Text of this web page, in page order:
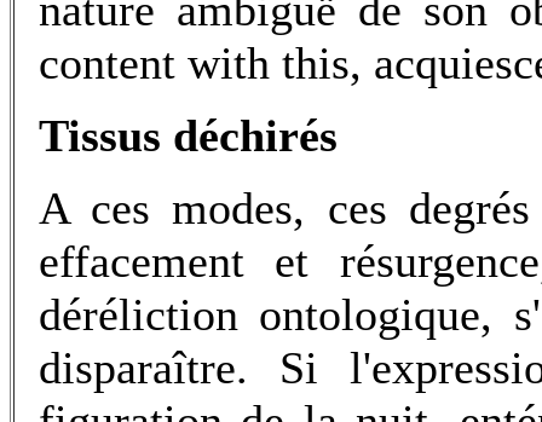
content with this,
Tissus déchirés
A ces modes, ces
effacement et
déréliction ontologique,
disparaître. Si